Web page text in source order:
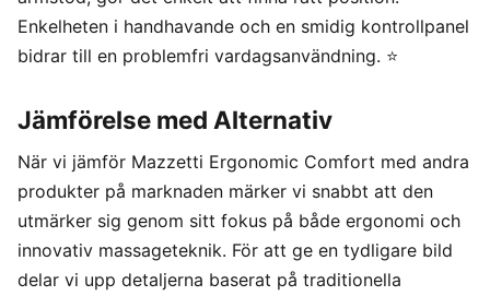
Enkelheten i handhavande och en smidig kontrollpanel
bidrar till en problemfri vardagsanvändning. ⭐
Jämförelse med Alternativ
När vi jämför Mazzetti Ergonomic Comfort med andra
produkter på marknaden märker vi snabbt att den
utmärker sig genom sitt fokus på både ergonomi och
innovativ massageteknik. För att ge en tydligare bild
delar vi upp detaljerna baserat på traditionella